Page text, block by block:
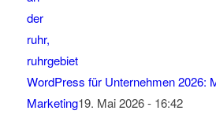
WordPress für Unternehmen 2026:
Marketing19. Mai 2026 - 16:42